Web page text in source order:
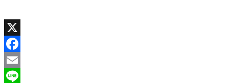
X
Facebook
Email